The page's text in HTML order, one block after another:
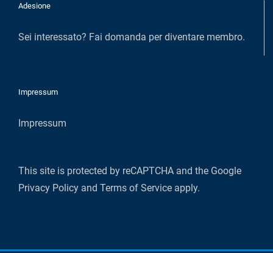
Adesione
Sei interessato? Fai domanda per diventare membro.
Impressum
Impressum
This site is protected by reCAPTCHA and the Google
Privacy Policy and Terms of Service apply.